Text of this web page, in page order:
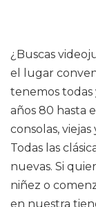
¿Buscas
el lugar
tenemos todas
años 80 hasta
consolas,
Todas las
nuevas. Si
niñez o
en nuestra